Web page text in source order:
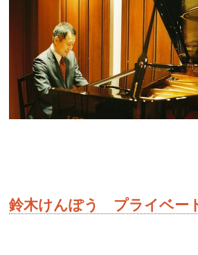
鈴木けんぽう プライベー